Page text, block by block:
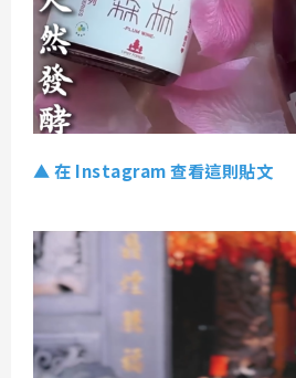
▲ 在 Instagram 查看這則貼文